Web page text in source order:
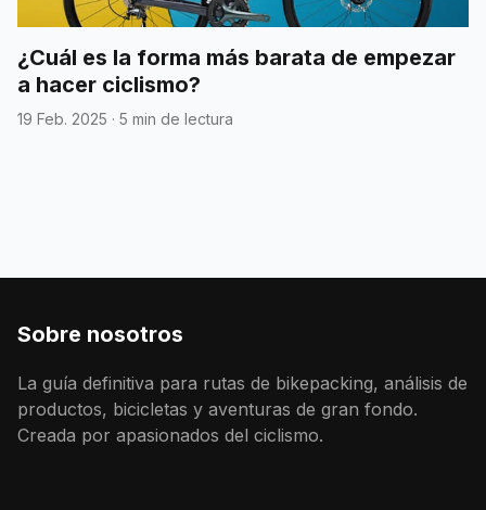
¿Cuál es la forma más barata de empezar
a hacer ciclismo?
19 Feb. 2025 · 5 min de lectura
Sobre nosotros
La guía definitiva para rutas de bikepacking, análisis de
productos, bicicletas y aventuras de gran fondo.
Creada por apasionados del ciclismo.